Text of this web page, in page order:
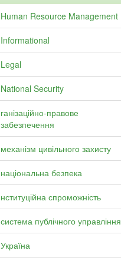
Human Resource Management
Informational
Legal
National Security
ганізаційно-правове
забезпечення
механізм цивільного захисту
національна безпека
нституційна спроможність
система публічного управління
Україна